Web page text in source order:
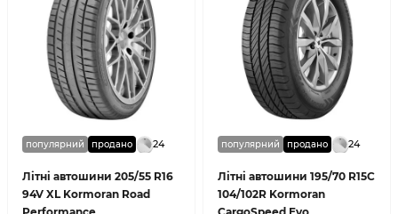
популярний продано 24
Літні автошини 205/55 R16
94V XL Kormoran Road
популярний продано 24
Літні автошини 195/70 R15C
104/102R Kormoran